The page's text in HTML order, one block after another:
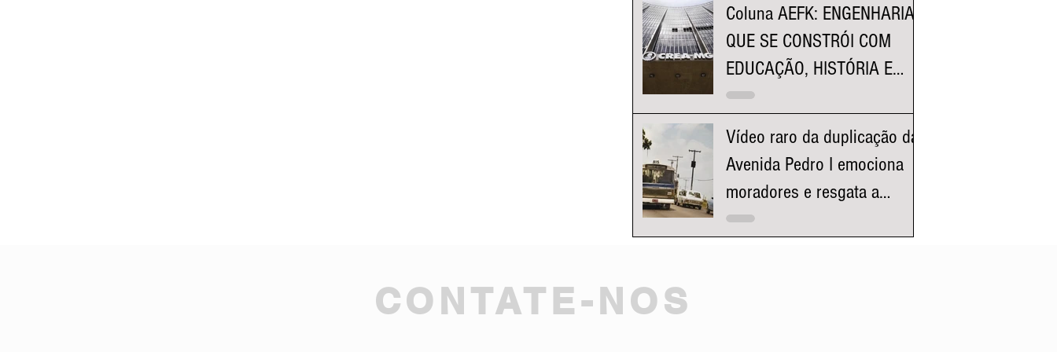
Coluna AEFK: ENGENHARIA
QUE SE CONSTRÓI COM
EDUCAÇÃO, HISTÓRIA E
REPRESENTATIVIDADE
Vídeo raro da duplicação da
Avenida Pedro I emociona
moradores e resgata a
história da região da
CONTATE-NOS